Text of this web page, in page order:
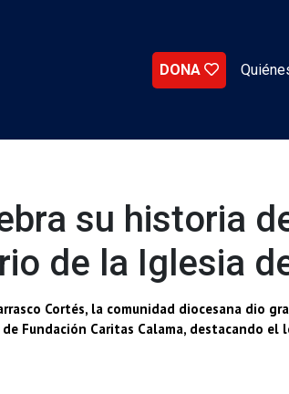
DONA
su historia
de la Iglesia
Cortés, la comunidad diocesana dio
Fundación Caritas Calama, destacando